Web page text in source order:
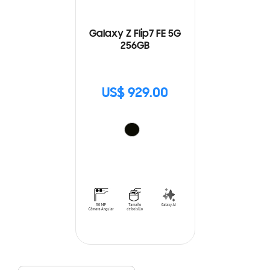
Galaxy Z Flip7 FE 5G
256GB
US$ 929.00